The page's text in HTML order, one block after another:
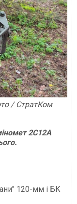
/ СтратКом
2С12А
120-мм і БК